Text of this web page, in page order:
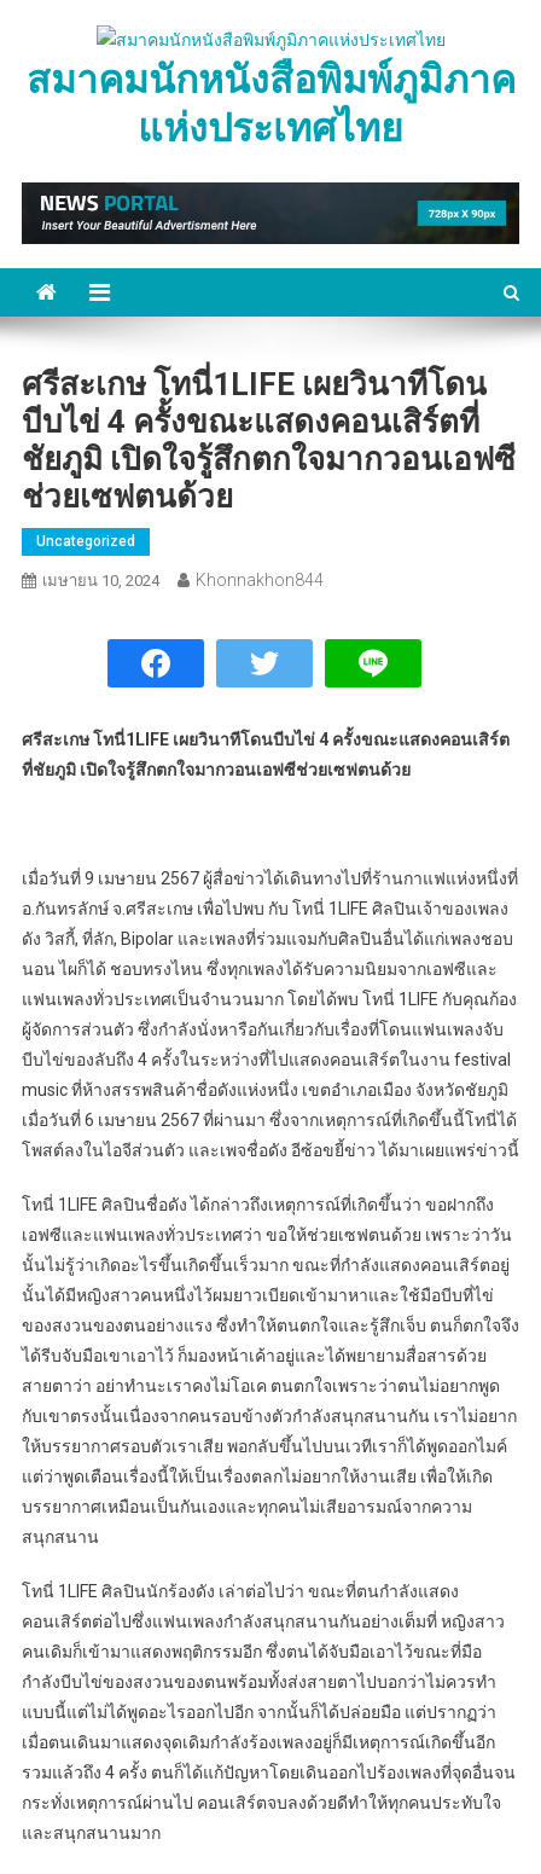
contentสมาคมนักหนังสือพิมพ์ภูมิภาค
แห่งประเทศไทย
ศรีสะเกษ โทนี่1LIFE เผยวินาทีโดน
บีบไข่ 4 ครั้งขณะแสดงคอนเสิร์ตที่
ชัยภูมิ เปิดใจรู้สึกตกใจมากวอนเอฟซี
ช่วยเซฟตนด้วย
Uncategorized
เมษายน 10, 2024 Khonnakhon844
ศรีสะเกษ โทนี่1LIFE เผยวินาทีโดนบีบไข่ 4 ครั้งขณะแสดงคอนเสิร์ต
ที่ชัยภูมิ เปิดใจรู้สึกตกใจมากวอนเอฟซีช่วยเซฟตนด้วย
เมื่อวันที่ 9 เมษายน 2567 ผู้สื่อข่าวได้เดินทางไปที่ร้านกาแฟแห่งหนึ่งที่
อ.กันทรลักษ์ จ.ศรีสะเกษ เพื่อไปพบ กับ โทนี่ 1LIFE ศิลปินเจ้าของเพลง
ดัง วิสกี้, ที่ลัก, Bipolar และเพลงที่ร่วมแจมกับศิลปินอื่นได้แก่เพลงชอบ
นอน ไผก็ได้ ชอบทรงไหน ซึ่งทุกเพลงได้รับความนิยมจากเอฟซีและ
แฟนเพลงทั่วประเทศเป็นจำนวนมาก โดยได้พบ โทนี่ 1LIFE กับคุณก้อง
ผู้จัดการส่วนตัว ซึ่งกำลังนั่งหารือกันเกี่ยวกับเรื่องที่โดนแฟนเพลงจับ
บีบไข่ของลับถึง 4 ครั้งในระหว่างที่ไปแสดงคอนเสิร์ตในงาน festival
music ที่ห้างสรรพสินค้าชื่อดังแห่งหนึ่ง เขตอำเภอเมือง จังหวัดชัยภูมิ
เมื่อวันที่ 6 เมษายน 2567 ที่ผ่านมา ซึ่งจากเหตุการณ์ที่เกิดขึ้นนี้โทนี่ได้
โพสต์ลงในไอจีส่วนตัว และเพจชื่อดัง อีซ้อขยี้ข่าว ได้มาเผยแพร่ข่าวนี้
โทนี่ 1LIFE ศิลปินชื่อดัง ได้กล่าวถึงเหตุการณ์ที่เกิดขึ้นว่า ขอฝากถึง
เอฟซีและแฟนเพลงทั่วประเทศว่า ขอให้ช่วยเซฟตนด้วย เพราะว่าวัน
นั้นไม่รู้ว่าเกิดอะไรขึ้นเกิดขึ้นเร็วมาก ขณะที่กำลังแสดงคอนเสิร์ตอยู่
นั้นได้มีหญิงสาวคนหนึ่งไว้ผมยาวเบียดเข้ามาหาและใช้มือบีบที่ไข่
ของสงวนของตนอย่างแรง ซึ่งทำให้ตนตกใจและรู้สึกเจ็บ ตนก็ตกใจจึง
ได้รีบจับมือเขาเอาไว้ ก็มองหน้าเค้าอยู่และได้พยายามสื่อสารด้วย
สายตาว่า อย่าทำนะเราคงไม่โอเค ตนตกใจเพราะว่าตนไม่อยากพูด
กับเขาตรงนั้นเนื่องจากคนรอบข้างตัวกำลังสนุกสนานกัน เราไม่อยาก
ให้บรรยากาศรอบตัวเราเสีย พอกลับขึ้นไปบนเวทีเราก็ได้พูดออกไมค์
แต่ว่าพูดเตือนเรื่องนี้ให้เป็นเรื่องตลกไม่อยากให้งานเสีย เพื่อให้เกิด
บรรยากาศเหมือนเป็นกันเองและทุกคนไม่เสียอารมณ์จากความ
สนุกสนาน
โทนี่ 1LIFE ศิลปินนักร้องดัง เล่าต่อไปว่า ขณะที่ตนกำลังแสดง
คอนเสิร์ตต่อไปซึ่งแฟนเพลงกำลังสนุกสนานกันอย่างเต็มที่ หญิงสาว
คนเดิมก็เข้ามาแสดงพฤติกรรมอีก ซึ่งตนได้จับมือเอาไว้ขณะที่มือ
กำลังบีบไข่ของสงวนของตนพร้อมทั้งส่งสายตาไปบอกว่าไม่ควรทำ
แบบนี้แต่ไม่ได้พูดอะไรออกไปอีก จากนั้นก็ได้ปล่อยมือ แต่ปรากฏว่า
เมื่อตนเดินมาแสดงจุดเดิมกำลังร้องเพลงอยู่ก็มีเหตุการณ์เกิดขึ้นอีก
รวมแล้วถึง 4 ครั้ง ตนก็ได้แก้ปัญหาโดยเดินออกไปร้องเพลงที่จุดอื่นจน
กระทั่งเหตุการณ์ผ่านไป คอนเสิร์ตจบลงด้วยดีทำให้ทุกคนประทับใจ
และสนุกสนานมาก